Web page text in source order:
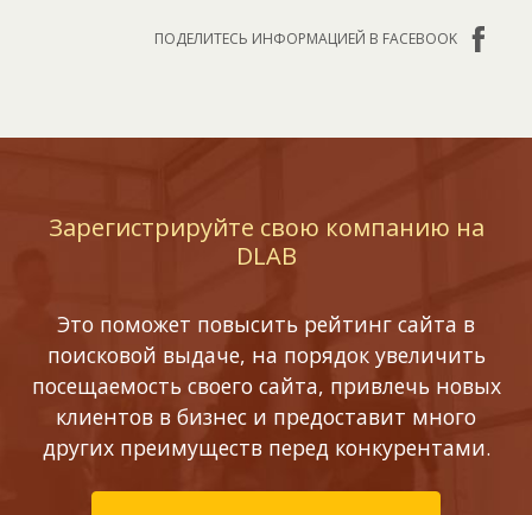
ПОДЕЛИТЕСЬ ИНФОРМАЦИЕЙ В FACEBOOK
Зарегистрируйте свою компанию на
DLAB
Это поможет повысить рейтинг сайта в
поисковой выдаче, на порядок увеличить
посещаемость своего сайта, привлечь новых
клиентов в бизнес и предоставит много
других преимуществ перед конкурентами.